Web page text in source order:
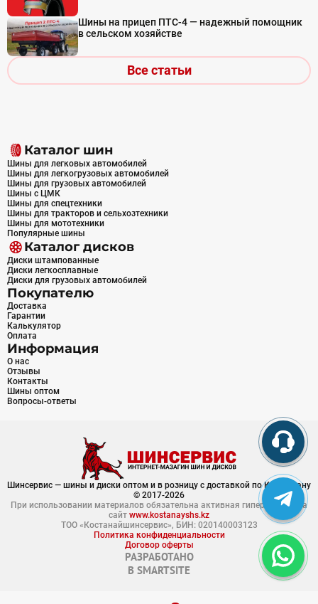
Шины на прицеп ПТС-4 — надежный помощник
в сельском хозяйстве
Все статьи
Каталог шин
Шины для легковых автомобилей
Шины для легкогрузовых автомобилей
Шины для грузовых автомобилей
Шины с ЦМК
Шины для спецтехники
Шины для тракторов и сельхозтехники
Шины для мототехники
Популярные шины
Каталог дисков
Диски штампованные
Диски легкосплавные
Диски для грузовых автомобилей
Покупателю
Доставка
Гарантии
Калькулятор
Оплата
Информация
О нас
Отзывы
Контакты
Шины оптом
Вопросы-ответы
Шинсервис — шины и диски оптом и в розницу с доставкой по Казахстану
© 2017-2026
При использовании материалов обязательна активная гиперссылка на
сайт www.kostanayshs.kz
ТОО «Костанайшинсервис», БИН: 020140003123
Политика конфиденциальности
Договор оферты
РАЗРАБОТАНО
В SMARTSITE